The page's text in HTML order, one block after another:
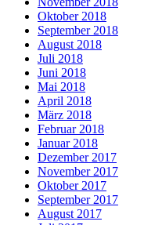
Oktober 2018
September 2018
August 2018
Juli 2018
Juni 2018
Mai 2018
April 2018
März 2018
Februar 2018
Januar 2018
Dezember 2017
November 2017
Oktober 2017
September 2017
August 2017